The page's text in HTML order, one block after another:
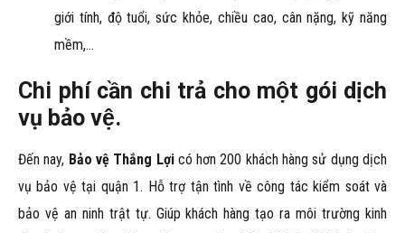
giới tính, độ tuổi, sức khỏe, chiều cao, cân nặng, kỹ năng
mềm,…
Chi phí cần chi trả cho một gói dịch
vụ bảo vệ.
Đến nay, Bảo vệ Thắng Lợicó hơn 200 khách hàng sử dụng dịch
vụ bảo vệ tại quận 1. Hỗ trợ tận tình về công tác kiểm soát và
bảo vệ an ninh trật tự. Giúp khách hàng tạo ra môi trường kinh